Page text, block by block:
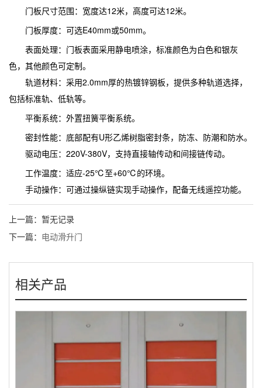
门板尺寸范围：宽度达12米，高度可达12米。
门板厚度：可选E40mm或50mm。
表面处理：门板表面采用静电喷涂，标准颜色为白色和银灰
色，其他颜色可定制。
轨道材料：采用2.0mm厚的热镀锌钢板，提供多种轨道选择，
包括标准轨、低轨等。
平衡系统：外置扭簧平衡系统。
密封性能：底部配有U形乙烯树脂密封条，防冻、防潮和防水。
驱动电压：220V-380V，支持直接轴传动和间接链传动。
工作温度：适应-25℃至+60℃的环境。
手动操作：可通过操纵链实现手动操作，配备无线遥控功能。
上一篇：暂无记录
下一篇： 电动滑升门
相关产品